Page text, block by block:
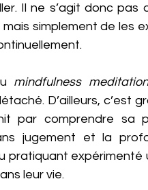
Il ne s’agit donc pas
simplement de les
mindfulness meditation
D’ailleurs, c’est
par comprendre sa
jugement et la
pratiquant expérimenté
leur vie.